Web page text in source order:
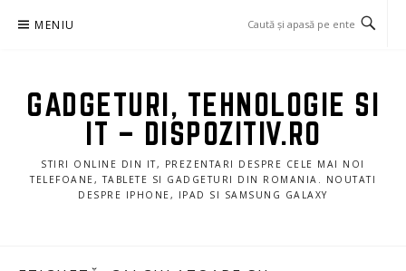
MENIU
GADGETURI, TEHNOLOGIE SI
IT – DISPOZITIV.RO
STIRI ONLINE DIN IT, PREZENTARI DESPRE CELE MAI NOI
TELEFOANE, TABLETE SI GADGETURI DIN ROMANIA. NOUTATI
DESPRE IPHONE, IPAD SI SAMSUNG GALAXY